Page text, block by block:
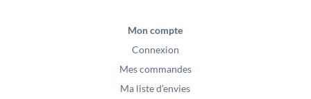
Mon compte
Connexion
Mes commandes
Ma liste d’envies